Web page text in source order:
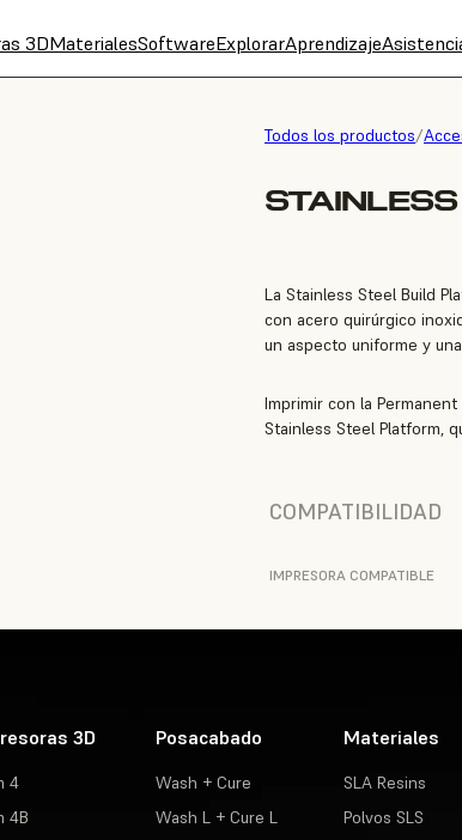
3DMaterialesSoftwareExplorarAprendizaje
Todos los productos/
La Stainless Steel Build
con acero quirúrgico
un aspecto uniforme y
Imprimir con la
Stainless Steel Platform,
COMPATIBILIDAD
IMPRESORA COMPATIBLE
3D
4
4B
Posacabado
Wash + Cure
Wash L + Cure L
Materiales
SLA Resins
Polvos SLS